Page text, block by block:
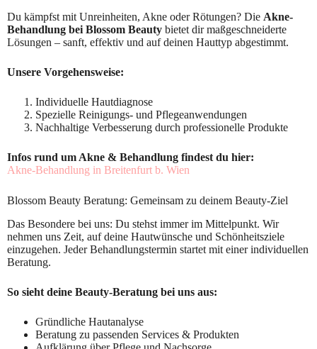
Du kämpfst mit Unreinheiten, Akne oder Rötungen? Die Akne-
Behandlung bei Blossom Beauty bietet dir maßgeschneiderte
Lösungen – sanft, effektiv und auf deinen Hauttyp abgestimmt.
Unsere Vorgehensweise:
Individuelle Hautdiagnose
Spezielle Reinigungs- und Pflegeanwendungen
Nachhaltige Verbesserung durch professionelle Produkte
Infos rund um Akne & Behandlung findest du hier:
Akne-Behandlung in Breitenfurt b. Wien
Blossom Beauty Beratung: Gemeinsam zu deinem Beauty-Ziel
Das Besondere bei uns: Du stehst immer im Mittelpunkt. Wir
nehmen uns Zeit, auf deine Hautwünsche und Schönheitsziele
einzugehen. Jeder Behandlungstermin startet mit einer individuellen
Beratung.
So sieht deine Beauty-Beratung bei uns aus:
Gründliche Hautanalyse
Beratung zu passenden Services & Produkten